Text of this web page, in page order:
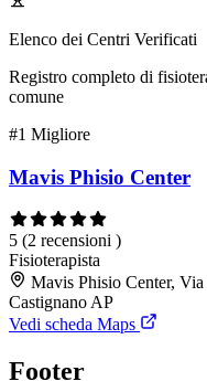
Elenco dei Centri Verificati
Registro completo di
comune
#1 Migliore
Mavis Phisio Center
5 (2 recensioni )
Fisioterapista
Mavis Phisio Center,
Castignano AP
Vedi scheda Maps
Footer